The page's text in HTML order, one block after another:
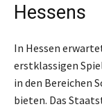
Hessens
In Hessen
erstklassigen
in den Bereichen
bieten. Das